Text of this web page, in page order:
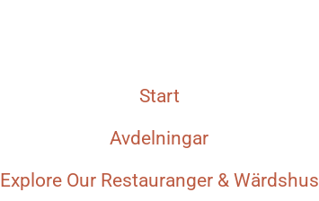
Start
Avdelningar
Explore Our Restauranger & Wärdshus